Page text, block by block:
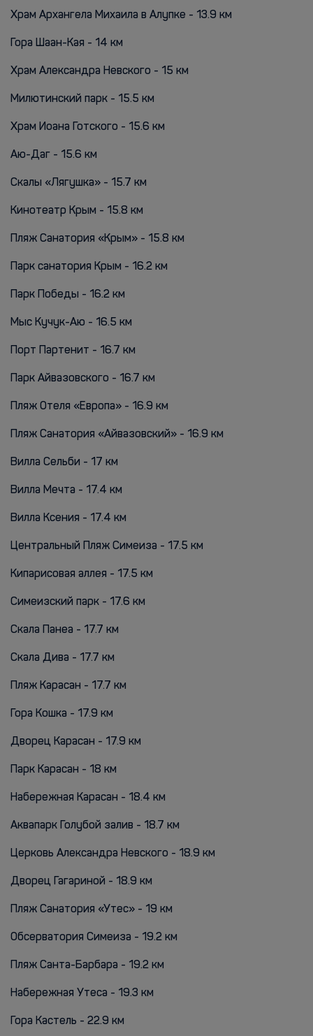
Храм Архангела Михаила в Алупке - 13.9 км
Гора Шаан-Кая - 14 км
Храм Александра Невского - 15 км
Милютинский парк - 15.5 км
Храм Иоана Готского - 15.6 км
Аю-Даг - 15.6 км
Скалы «Лягушка» - 15.7 км
Кинотеатр Крым - 15.8 км
Пляж Санатория «Крым» - 15.8 км
Парк санатория Крым - 16.2 км
Парк Победы - 16.2 км
Мыс Кучук-Аю - 16.5 км
Порт Партенит - 16.7 км
Парк Айвазовского - 16.7 км
Пляж Отеля «Европа» - 16.9 км
Пляж Санатория «Айвазовский» - 16.9 км
Вилла Сельби - 17 км
Вилла Мечта - 17.4 км
Вилла Ксения - 17.4 км
Центральный Пляж Симеиза - 17.5 км
Кипарисовая аллея - 17.5 км
Симеизский парк - 17.6 км
Скала Панеа - 17.7 км
Cкала Дива - 17.7 км
Пляж Карасан - 17.7 км
Гора Кошка - 17.9 км
Дворец Карасан - 17.9 км
Парк Карасан - 18 км
Набережная Карасан - 18.4 км
Аквапарк Голубой залив - 18.7 км
Церковь Александра Невского - 18.9 км
Дворец Гагариной - 18.9 км
Пляж Санатория «Утес» - 19 км
Обсерватория Симеиза - 19.2 км
Пляж Санта-Барбара - 19.2 км
Набережная Утеса - 19.3 км
Гора Кастель - 22.9 км